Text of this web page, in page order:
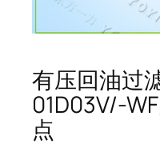
有压回油过
01D03V/-
点